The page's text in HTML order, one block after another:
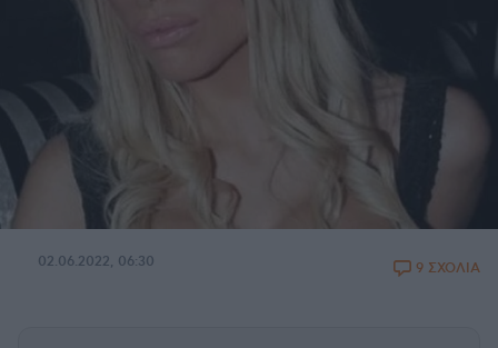
02.06.2022, 06:30 9 ΣΧΟΛΙΑ